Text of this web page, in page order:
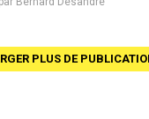
PLUS DE